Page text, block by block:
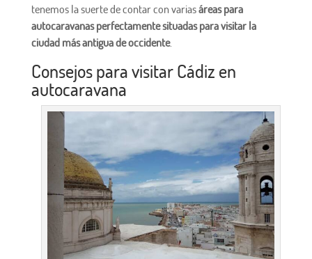
tenemos la suerte de contar con variasáreas para
autocaravanas perfectamente situadas para visitar la
ciudad más antigua de occidente.
Consejos para visitar Cádiz en
autocaravana